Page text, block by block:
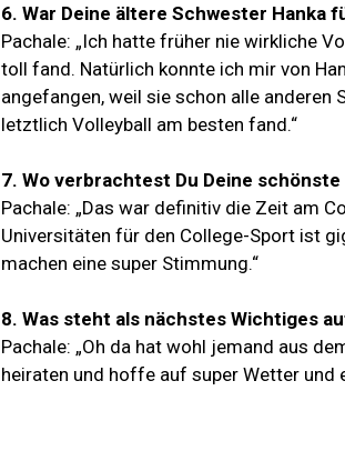
6. War Deine ältere Schwester Hanka
Pachale: „Ich hatte früher nie wirkliche
toll fand. Natürlich konnte ich mir von
angefangen, weil sie schon alle
letztlich Volleyball am besten fand.“
7. Wo verbrachtest Du Deine
Pachale: „Das war definitiv die Zeit am
Universitäten für den College-Sport ist
machen eine super Stimmung.“
8. Was steht als nächstes Wichtiges
Pachale: „Oh da hat wohl jemand aus
heiraten und hoffe auf super Wetter und